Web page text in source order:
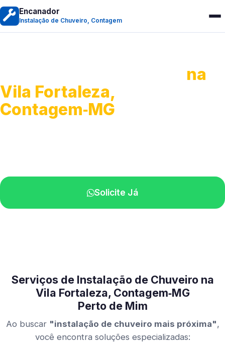
Encanador
Instalação de Chuveiro, Contagem
na
Vila Fortaleza,
Contagem‑MG
Solicite Já
Serviços de Instalação de Chuveiro na
Vila Fortaleza, Contagem‑MG
Perto de Mim
Ao buscar "instalação de chuveiro mais próxima",
você encontra soluções especializadas: